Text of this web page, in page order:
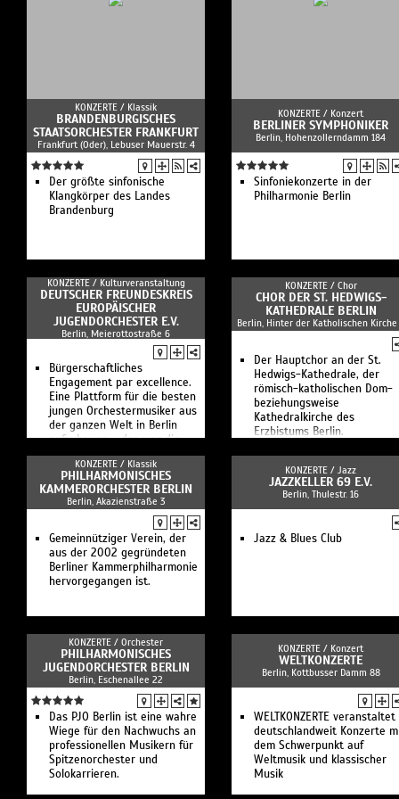
KONZERTE / Klassik
BRANDENBURGISCHES
STAATSORCHESTER FRANKFURT
Frankfurt (Oder), Lebuser Mauerstr. 4
Der größte sinfonische
Klangkörper des Landes
Brandenburg
KONZERTE / Konzert
BERLINER SYMPHONIKER
Berlin, Hohenzollerndamm 184
Sinfoniekonzerte in der
Philharmonie Berlin
KONZERTE / Kulturveranstaltung
DEUTSCHER FREUNDESKREIS
EUROPÄISCHER
JUGENDORCHESTER E.V.
Berlin, Meierottostraße 6
Bürgerschaftliches
Engagement par excellence.
Eine Plattform für die besten
jungen Orchestermusiker aus
der ganzen Welt in Berlin
aufzubauen – das war die
Idee, für die eine Hand voll
Freunde im Jahr 2000.
KONZERTE / Chor
CHOR DER ST. HEDWIGS-
KATHEDRALE BERLIN
Berlin, Hinter der Katholischen Kirche
Der Hauptchor an der St.
Hedwigs-Kathedrale, der
römisch-katholischen Dom-
beziehungsweise
Kathedralkirche des
Erzbistums Berlin.
KONZERTE / Klassik
PHILHARMONISCHES
KAMMERORCHESTER BERLIN
Berlin, Akazienstraße 3
Gemeinnütziger Verein, der
aus der 2002 gegründeten
Berliner Kammerphilharmonie
hervorgegangen ist.
KONZERTE / Jazz
JAZZKELLER 69 E.V.
Berlin, Thulestr. 16
Jazz & Blues Club
KONZERTE / Orchester
PHILHARMONISCHES
JUGENDORCHESTER BERLIN
Berlin, Eschenallee 22
Das PJO Berlin ist eine wahre
Wiege für den Nachwuchs an
professionellen Musikern für
Spitzenorchester und
Solokarrieren.
KONZERTE / Konzert
WELTKONZERTE
Berlin, Kottbusser Damm 88
WELTKONZERTE veranstaltet
deutschlandweit Konzerte
dem Schwerpunkt auf
Weltmusik und klassischer
Musik